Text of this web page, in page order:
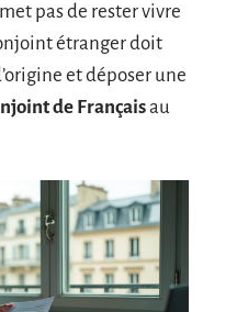
pas de rester vivre
étranger doit
et déposer une
de Françaisau